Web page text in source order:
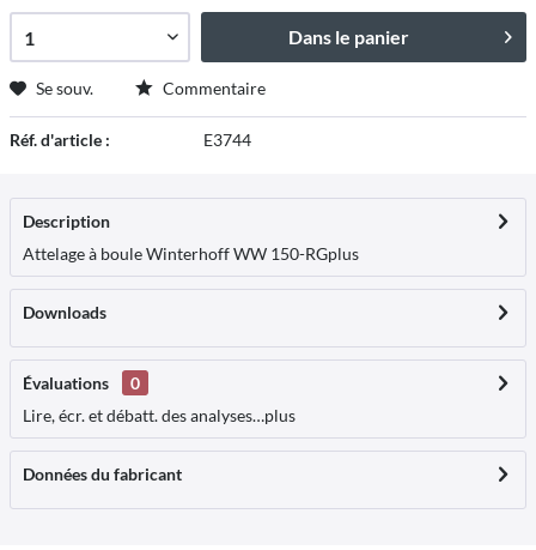
Dans le panier
Se souv. Commentaire
Réf. d'article : E3744
Description
Attelage à boule Winterhoff WW 150-RGplus
Downloads
Évaluations
0
Lire, écr. et débatt. des analyses…plus
Données du fabricant